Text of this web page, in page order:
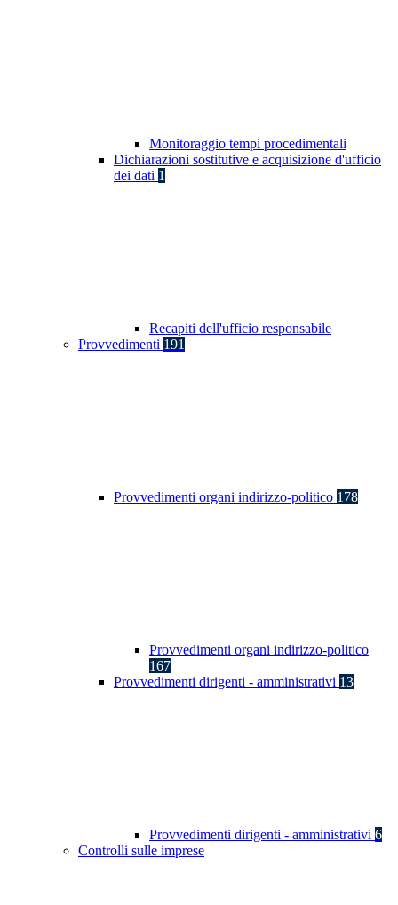
Monitoraggio tempi procedimentali
Dichiarazioni sostitutive e acquisizione d'ufficio
dei dati 1
Recapiti dell'ufficio responsabile
Provvedimenti 191
Provvedimenti organi indirizzo-politico 178
Provvedimenti organi indirizzo-politico
167
Provvedimenti dirigenti - amministrativi 13
Provvedimenti dirigenti - amministrativi 6
Controlli sulle imprese